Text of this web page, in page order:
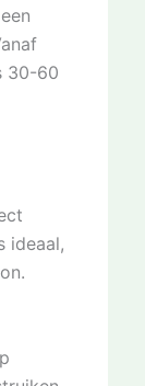
30-60
ideaal,